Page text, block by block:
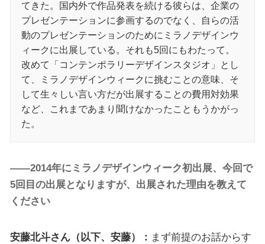
てきた。国内外で作品発表を続ける彼らは、企業の
プレゼンテーションに参画するのでなく、自らの活
動のプレゼンテーションのためにミラノデザインウ
ィークに出展している。それも5回にもわたって。
改めて「コンテンポラリーデザインスタジオ」とし
て、ミラノデザインウィークに挑むことの意味、そ
して生々しい言い方だが出展することの費用対効果
など、これまであまり聞けなかったこともうかがっ
た。
――2014年にミラノデザインウィーク初出展、今回で
5回目の出展となりますが、出展された理由を教えて
ください
安藤北斗さん（以下、安藤）： まず前提のお話からす